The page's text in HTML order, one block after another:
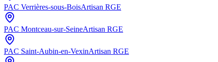
PAC Verrières-sous-BoisArtisan RGE
PAC Montceau-sur-SeineArtisan RGE
PAC Saint-Aubin-en-VexinArtisan RGE